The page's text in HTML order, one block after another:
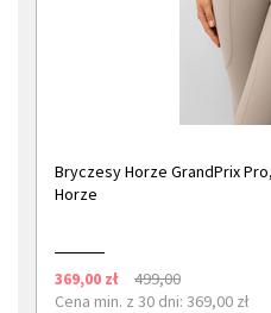
Bryczesy Horze GrandPrix
Horze
369,00 zł
499,00
Cena min. z 30 dni: 369,00 zł